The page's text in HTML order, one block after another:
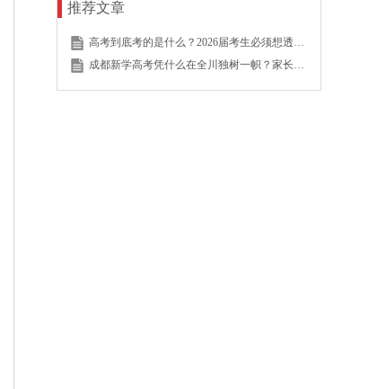
推荐文章
高考到底考的是什么？2026届考生必须想透的这个底层逻辑
成都新学高考凭什么在全川独树一帜？家长的真实选择说明一切